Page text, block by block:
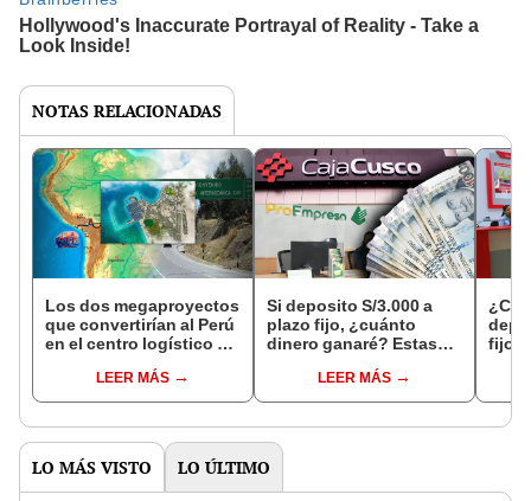
NOTAS RELACIONADAS
Los dos megaproyectos
que convertirían al Perú
en el centro logístico de
potenciarán el puerto de
Chancay
LEER MÁS
Si deposito S/3.000 a
plazo fijo, ¿cuánto
dinero ganaré? Estas
financieras que pagan
más, según la SBS
LEER MÁS
fijo?
SBS
LO MÁS VISTO LO ÚLTIMO